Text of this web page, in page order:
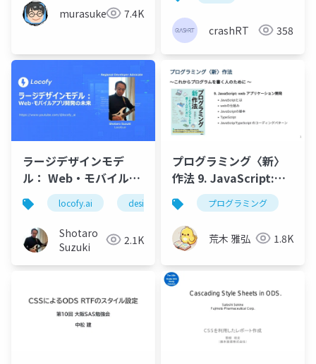
murasuke 7.4K
crashRT 358
ラージデザインモデ
ル： Web・モバイルア
プリ開発の未来 on
Vibe Coding Catfe
locofy.ai designtocode figma adobexd
Shotaro
Suzuki
2.1K
プログラミング〈新〉
作法 9. JavaScript:
web アプリケーション
開発
プログラミング
荒木 雅弘 1.8K